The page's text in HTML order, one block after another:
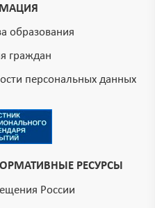
образования
граждан
персональных данных
РЕСУРСЫ
России